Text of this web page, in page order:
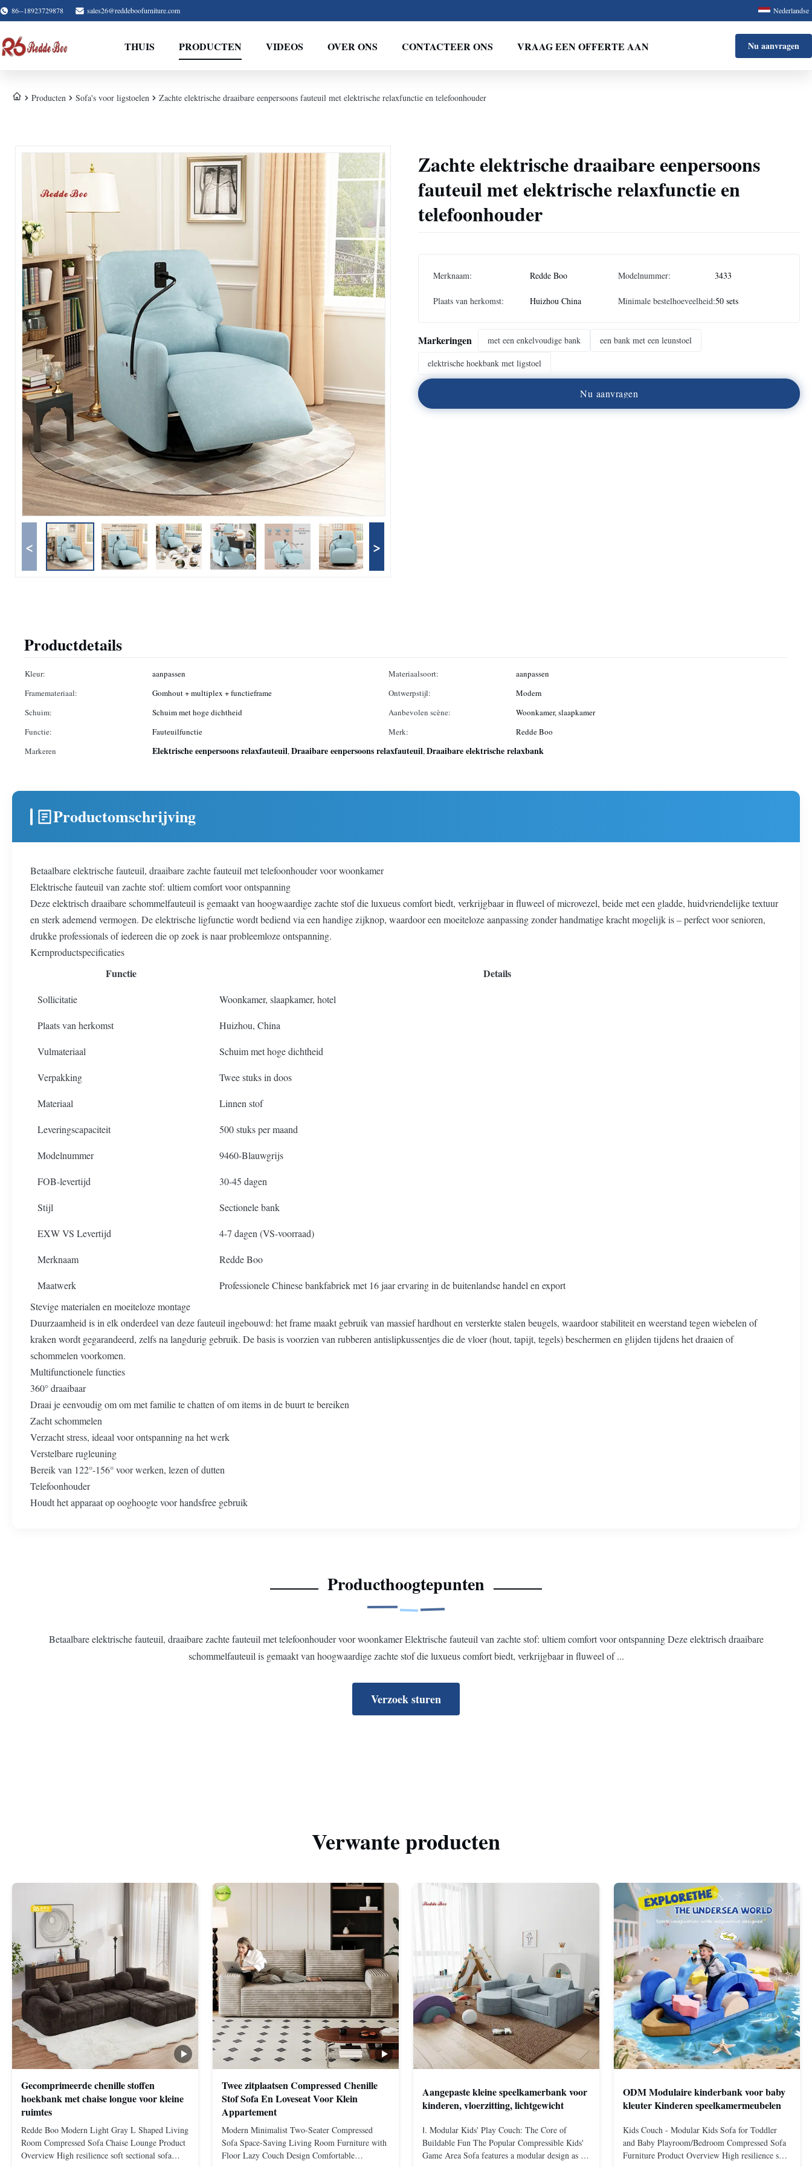
86--18923729878 sales26@reddeboofurniture.com Nederlandse
THUIS PRODUCTEN VIDEOS OVER ONS CONTACTEER ONS VRAAG EEN OFFERTE AAN Nu aanvragen
Producten Sofa's voor ligstoelen Zachte elektrische draaibare eenpersoons fauteuil met elektrische relaxfunctie en telefoonhouder
< >
Zachte elektrische draaibare eenpersoons
fauteuil met elektrische relaxfunctie en
telefoonhouder
Merknaam: Redde Boo Modelnummer: 3433
Plaats van herkomst: Huizhou China Minimale bestelhoeveelheid:50 sets
Markeringen met een enkelvoudige bank
een bank met een leunstoel
elektrische hoekbank met ligstoel
Nu aanvragen
Productdetails
Kleur: aanpassen Materiaalsoort:
aanpassen
Framemateriaal:
Gomhout + multiplex + functieframe Ontwerpstijl:
Modern
Schuim:
Schuim met hoge dichtheid Aanbevolen scène:
Woonkamer, slaapkamer
Functie:
Fauteuilfunctie Merk:
Redde Boo
Markeren
Elektrische eenpersoons relaxfauteuil,Draaibare eenpersoons relaxfauteuil,Draaibare elektrische relaxbank
Productomschrijving
Betaalbare elektrische fauteuil, draaibare zachte fauteuil met telefoonhouder voor woonkamer
Elektrische fauteuil van zachte stof: ultiem comfort voor ontspanning
Deze elektrisch draaibare schommelfauteuil is gemaakt van hoogwaardige zachte stof die luxueus comfort biedt, verkrijgbaar in fluweel of microvezel, beide met een gladde, huidvriendelijke textuur
en sterk ademend vermogen. De elektrische ligfunctie wordt bediend via een handige zijknop, waardoor een moeiteloze aanpassing zonder handmatige kracht mogelijk is – perfect voor senioren,
drukke professionals of iedereen die op zoek is naar probleemloze ontspanning.
Kernproductspecificaties
Functie Details
Sollicitatie Woonkamer, slaapkamer, hotel
Plaats van herkomst Huizhou, China
Vulmateriaal Schuim met hoge dichtheid
Verpakking Twee stuks in doos
Materiaal Linnen stof
Leveringscapaciteit 500 stuks per maand
Modelnummer 9460-Blauwgrijs
FOB-levertijd 30-45 dagen
Stijl Sectionele bank
EXW VS Levertijd 4-7 dagen (VS-voorraad)
Merknaam Redde Boo
Maatwerk
Professionele Chinese bankfabriek met 16 jaar ervaring in de buitenlandse handel en export
Stevige materialen en moeiteloze montage
Duurzaamheid is in elk onderdeel van deze fauteuil ingebouwd: het frame maakt gebruik van massief hardhout en versterkte stalen beugels, waardoor stabiliteit en weerstand tegen wiebelen of
kraken wordt gegarandeerd, zelfs na langdurig gebruik. De basis is voorzien van rubberen antislipkussentjes die de vloer (hout, tapijt, tegels) beschermen en glijden tijdens het draaien of
schommelen voorkomen.
Multifunctionele functies
360° draaibaar
Draai je eenvoudig om om met familie te chatten of om items in de buurt te bereiken
Zacht schommelen
Verzacht stress, ideaal voor ontspanning na het werk
Verstelbare rugleuning
Bereik van 122°-156° voor werken, lezen of dutten
Telefoonhouder
Houdt het apparaat op ooghoogte voor handsfree gebruik
Producthoogtepunten
Betaalbare elektrische fauteuil, draaibare zachte fauteuil met telefoonhouder voor woonkamer Elektrische fauteuil van zachte stof: ultiem comfort voor ontspanning Deze elektrisch draaibare
schommelfauteuil is gemaakt van hoogwaardige zachte stof die luxueus comfort biedt, verkrijgbaar in fluweel of ...
Verzoek sturen
Verwante producten
Gecomprimeerde chenille stoffen
hoekbank met chaise longue voor kleine
ruimtes
Redde Boo Modern Light Gray L Shaped Living
Room Compressed Sofa Chaise Lounge Product
Overview High resilience soft sectional sofa
Twee zitplaatsen Compressed Chenille
Stof Sofa En Loveseat Voor Klein
Appartement
Modern Minimalist Two-Seater Compressed
Sofa Space-Saving Living Room Furniture with
Floor Lazy Couch Design Comfortable
Aangepaste kleine speelkamerbank voor
kinderen, vloerzitting, lichtgewicht
Ⅰ. Modular Kids' Play Couch: The Core of
Buildable Fun The Popular Compressible Kids'
Game Area Sofa features a modular design as its
ODM Modulaire kinderbank voor baby
kleuter Kinderen speelkamermeubelen
Kids Couch - Modular Kids Sofa for Toddler
and Baby Playroom/Bedroom Compressed Sofa
Furniture Product Overview High resilience soft